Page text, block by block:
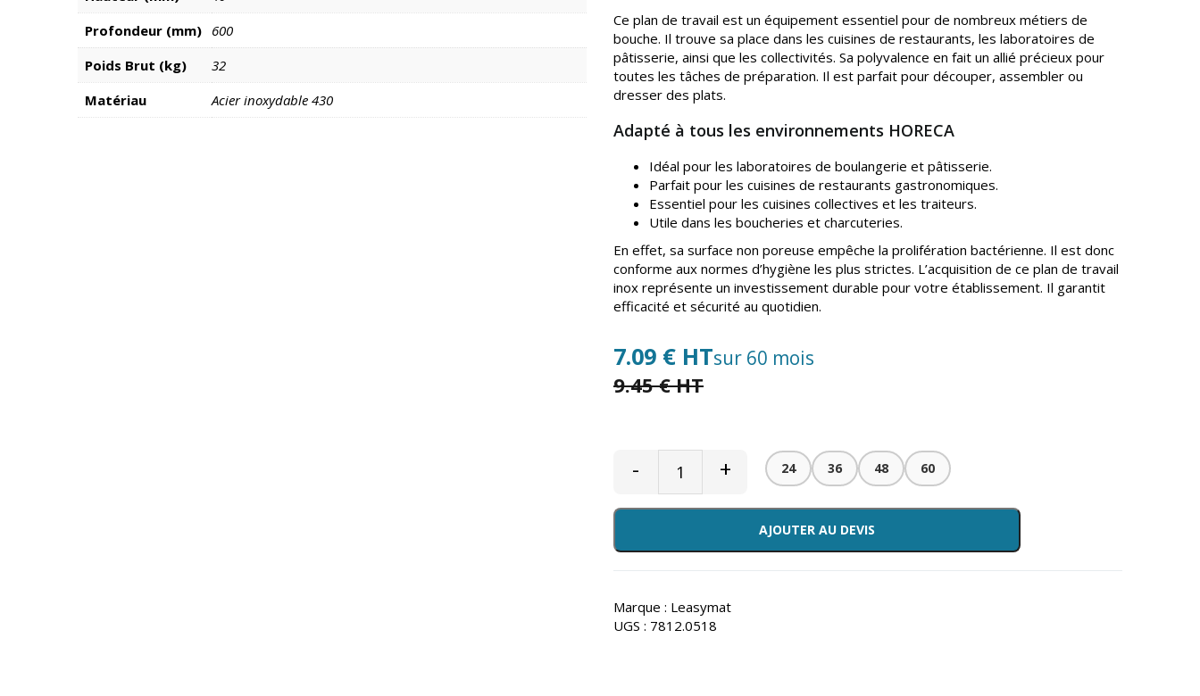
Profondeur (mm) 600
Poids Brut (kg)
32
Matériau
Acier inoxydable 430
Ce plan de travail est un équipement essentiel pour de nombreux métiers de
bouche. Il trouve sa place dans les cuisines de restaurants, les laboratoires de
pâtisserie, ainsi que les collectivités. Sa polyvalence en fait un allié précieux pour
toutes les tâches de préparation. Il est parfait pour découper, assembler ou
dresser des plats.
Adapté à tous les environnements HORECA
Idéal pour les laboratoires de boulangerie et pâtisserie.
Parfait pour les cuisines de restaurants gastronomiques.
Essentiel pour les cuisines collectives et les traiteurs.
Utile dans les boucheries et charcuteries.
En effet, sa surface non poreuse empêche la prolifération bactérienne. Il est donc
conforme aux normes d’hygiène les plus strictes. L’acquisition de ce plan de travail
inox représente un investissement durable pour votre établissement. Il garantit
efficacité et sécurité au quotidien.
7.09 € HTsur 60 mois
9.45 € HT
- + 24 36 48 60
AJOUTER AU DEVIS
Marque : Leasymat
UGS : 7812.0518